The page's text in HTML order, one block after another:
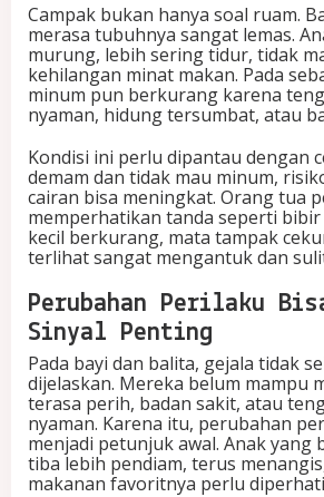
Campak bukan hanya soal ruam.
merasa tubuhnya sangat lemas.
murung, lebih sering tidur, tidak
kehilangan minat makan. Pada
minum pun berkurang karena
nyaman, hidung tersumbat, atau
Kondisi ini perlu dipantau dengan
demam dan tidak mau minum,
cairan bisa meningkat. Orang tua
memperhatikan tanda seperti
kecil berkurang, mata tampak
terlihat sangat mengantuk dan
Perubahan Perilaku
Sinyal Penting
Pada bayi dan balita, gejala tidak
dijelaskan. Mereka belum mampu
terasa perih, badan sakit, atau
nyaman. Karena itu, perubahan
menjadi petunjuk awal. Anak yang
tiba lebih pendiam, terus
makanan favoritnya perlu